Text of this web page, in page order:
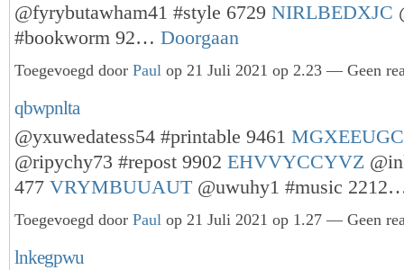
@fyrybutawham41 #style 6729 NIRLBEDXJC
#bookworm 92… Doorgaan
Toegevoegd door Paul op 21 Juli 2021 op 2.23 — Geen
qbwpnlta
@yxuwedatess54 #printable 9461
@ripychy73 #repost 9902 EHVVYCCYVZ
477 VRYMBUUAUT @uwuhy1 #music
Toegevoegd door Paul op 21 Juli 2021 op 1.27 — Geen
lnkegpwu